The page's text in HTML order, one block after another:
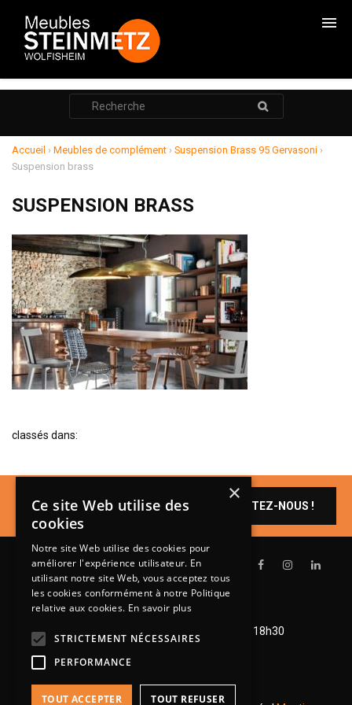
CHAMBRES
CADRES DE LITS
ARMOIRES
CHEVETS
RANGEMENTS
SALONS
RELAXATION
MEUBLE TV
POUF
BIBLIOTHÈQUE
CHAISES
TABLES
LITERIE
CONVERTIBLE
MATELAS
LITS RELEVABLES
Rechercher
:
Accueil › Meubles de complément › Suspension Brass 95 Gervasoni ›
Suspension brass
SUSPENSION BRASS
classés dans:
Un produit vous
intéresse ?
CONTACTEZ-NOUS !
Lundi de 14h à 18h30
Mardi à vendredi de 9h à 12h et de 14h à 18h30
×
Ce site Web utilise des
cookies
Notre site Web utilise des cookies pour
améliorer l'expérience utilisateur. En
utilisant notre site Web, vous acceptez tous
les cookies conformément à notre Politique
relative aux cookies. En savoir plus
STRICTEMENT NÉCESSAIRES
PERFORMANCE
TOUT ACCEPTER TOUT REFUSER